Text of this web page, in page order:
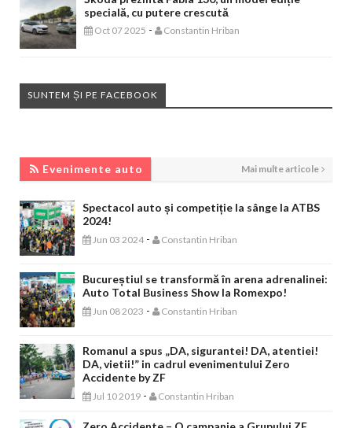
specială, cu putere crescută
Oct 07 2025 - Constantin Hriban
SUNTEM ȘI PE FACEBOOK
Evenimente auto Mai multe articole
Spectacol auto și competiție la sânge la ATBS
2024!
Jun 03 2024 - Constantin Hriban
Bucureștiul se transformă în arena adrenalinei:
Auto Total Business Show la Romexpo!
Jun 08 2023 - Constantin Hriban
Romanul a spus „DA, sigurantei! DA, atentiei!
DA, vietii!” in cadrul evenimentului Zero
Accidente by ZF
Jul 10 2019 - Constantin Hriban